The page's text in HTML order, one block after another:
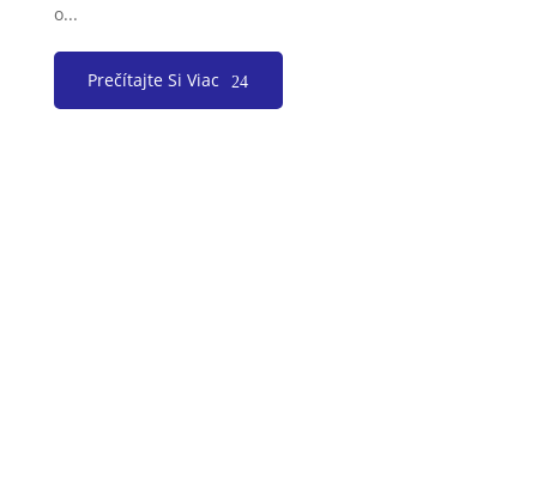
o...
Prečítajte Si Viac